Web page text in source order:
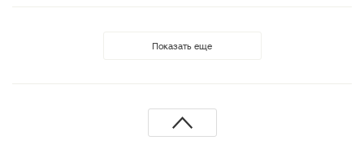
Показать еще